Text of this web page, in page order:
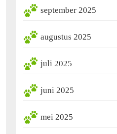
september 2025
augustus 2025
juli 2025
juni 2025
mei 2025